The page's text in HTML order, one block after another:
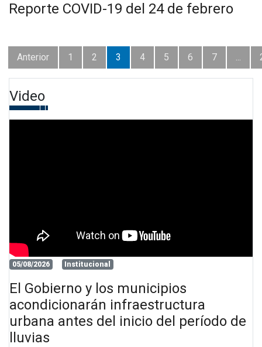
Reporte COVID-19 del 24 de febrero
Anterior 1 2 3 4 5 6 7 ...
Video
05/08/2026 Institucional
El Gobierno y los municipios
acondicionarán infraestructura
urbana antes del inicio del período de
lluvias